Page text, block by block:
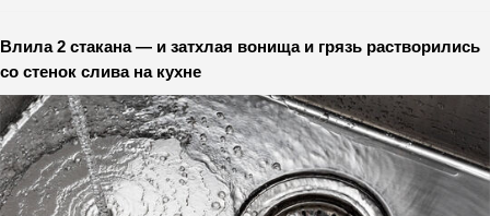
Влила 2 стакана — и затхлая вонища и грязь растворились
со стенок слива на кухне